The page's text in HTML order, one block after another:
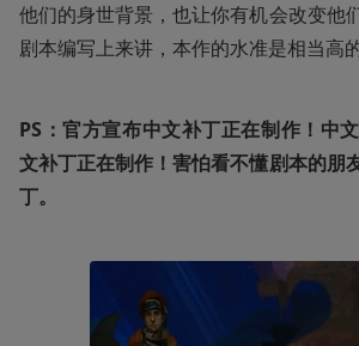
他们的身世背景，也让你有机会改变他
剧本编写上来讲，本作的水准是相当高的
PS：官方宣布中文补丁正在制作！中
文补丁正在制作！害怕看不懂剧本的朋
丁。